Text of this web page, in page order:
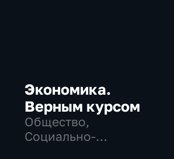
Экономика.
Верным курсом
Общество,
Социально-